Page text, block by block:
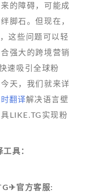
的障碍，可能成
脚石。但现在，
这些问题可以轻
强大的跨境营销
速吸引全球粉
天，我们就来详
时翻译解决语言壁
LIKE.TG实现粉
具：
官方客服: